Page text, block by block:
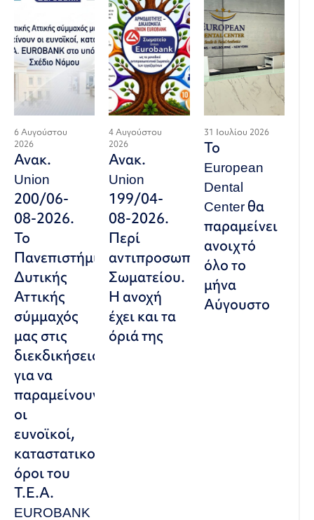
6 Αυγούστου
2026
Ανακ.
Union
200/06-
08-2026.
Το
Πανεπιστήμιο
Δυτικής
Αττικής
σύμμαχός
μας στις
διεκδικήσεις,
για να
παραμείνουν
οι
ευνοϊκοί,
καταστατικοί
όροι του
Τ.Ε.Α.
EUROBANK
4 Αυγούστου
2026
Ανακ.
Union
199/04-
08-2026.
Περί
αντιπροσωπευτικού
Σωματείου.
Η ανοχή
έχει και τα
όριά της
31 Ιουλίου 2026
Το
European
Dental
Center θα
παραμείνει
ανοιχτό
όλο το
μήνα
Αύγουστο